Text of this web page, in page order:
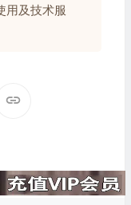
用及技术服